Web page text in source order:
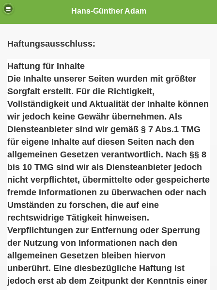
Hans-Günther Adam
Haftungsausschluss:
Haftung für Inhalte
Die Inhalte unserer Seiten wurden mit größter
Sorgfalt erstellt. Für die Richtigkeit,
Vollständigkeit und Aktualität der Inhalte können
wir jedoch keine Gewähr übernehmen. Als
Diensteanbieter sind wir gemäß § 7 Abs.1 TMG
für eigene Inhalte auf diesen Seiten nach den
allgemeinen Gesetzen verantwortlich. Nach §§ 8
bis 10 TMG sind wir als Diensteanbieter jedoch
nicht verpflichtet, übermittelte oder gespeicherte
fremde Informationen zu überwachen oder nach
Umständen zu forschen, die auf eine
rechtswidrige Tätigkeit hinweisen.
Verpflichtungen zur Entfernung oder Sperrung
der Nutzung von Informationen nach den
allgemeinen Gesetzen bleiben hiervon
unberührt. Eine diesbezügliche Haftung ist
jedoch erst ab dem Zeitpunkt der Kenntnis einer